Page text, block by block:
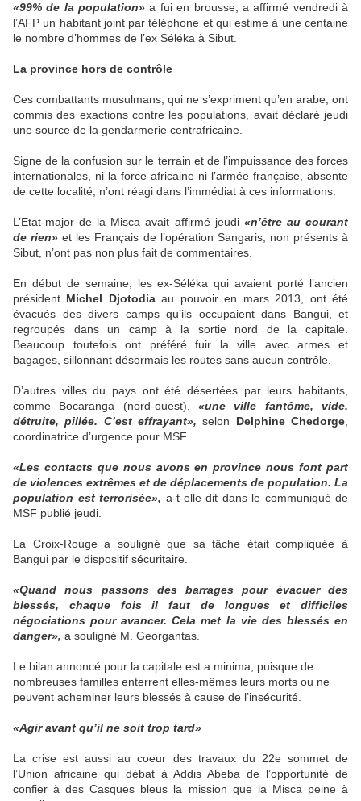
«99% de la population» a fui en brousse, a affirmé vendredi à
l’AFP un habitant joint par téléphone et qui estime à une centaine
le nombre d’hommes de l’ex Séléka à Sibut.
La province hors de contrôle
Ces combattants musulmans, qui ne s’expriment qu’en arabe, ont
commis des exactions contre les populations, avait déclaré jeudi
une source de la gendarmerie centrafricaine.
Signe de la confusion sur le terrain et de l’impuissance des forces
internationales, ni la force africaine ni l’armée française, absente
de cette localité, n’ont réagi dans l’immédiat à ces informations.
L’Etat-major de la Misca avait affirmé jeudi «n’être au courant
de rien» et les Français de l’opération Sangaris, non présents à
Sibut, n’ont pas non plus fait de commentaires.
En début de semaine, les ex-Séléka qui avaient porté l’ancien
président Michel Djotodiaau pouvoir en mars 2013, ont été
évacués des divers camps qu’ils occupaient dans Bangui, et
regroupés dans un camp à la sortie nord de la capitale.
Beaucoup toutefois ont préféré fuir la ville avec armes et
bagages, sillonnant désormais les routes sans aucun contrôle.
D’autres villes du pays ont été désertées par leurs habitants,
comme Bocaranga (nord-ouest), «une ville fantôme, vide,
détruite, pillée. C’est effrayant», selon Delphine Chedorge
coordinatrice d’urgence pour MSF.
«Les contacts que nous avons en province nous font part
de violences extrêmes et de déplacements de population. La
population est terrorisée», a-t-elle dit dans le communiqué de
MSF publié jeudi.
La Croix-Rouge a souligné que sa tâche était compliquée à
Bangui par le dispositif sécuritaire.
«Quand nous passons des barrages pour évacuer des
blessés, chaque fois il faut de longues et difficiles
négociations pour avancer. Cela met la vie des blessés en
danger», a souligné M. Georgantas.
Le bilan annoncé pour la capitale est a minima, puisque de
nombreuses familles enterrent elles-mêmes leurs morts ou ne
peuvent acheminer leurs blessés à cause de l’insécurité.
«Agir avant qu’il ne soit trop tard»
La crise est aussi au coeur des travaux du 22e sommet de
l’Union africaine qui débat à Addis Abeba de l’opportunité de
confier à des Casques bleus la mission que la Misca peine à